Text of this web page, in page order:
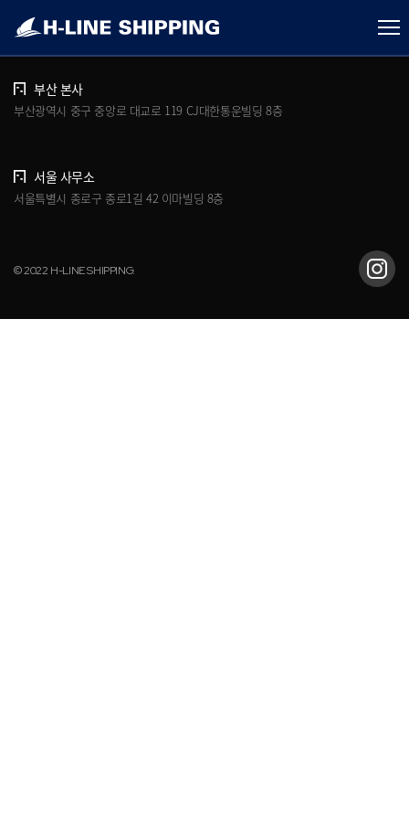
개인정보처리방침 브로슈어 다운로드
부산 본사
부산광역시 중구 중앙로 대교로 119 CJ대한통운빌딩 8층
서울 사무소
서울특별시 종로구 종로1길 42 이마빌딩 8층
© 2022 H-LINE SHIPPING.